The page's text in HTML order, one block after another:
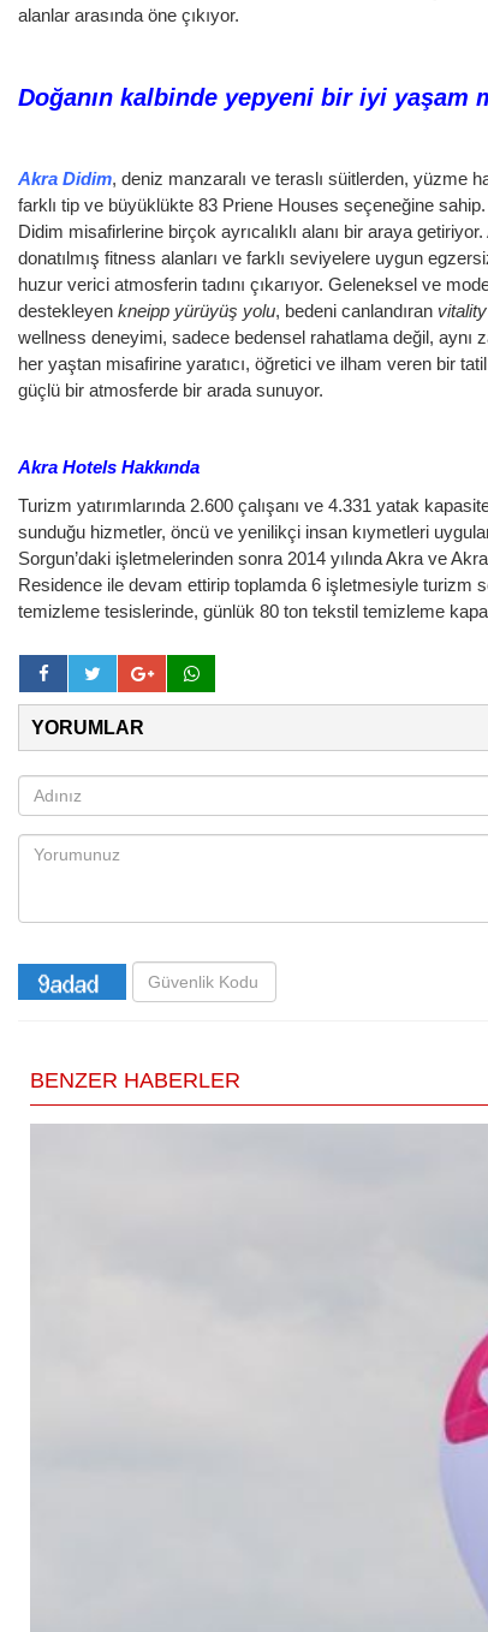
alanlar arasında öne çıkıyor.
Doğanın kalbinde yepyeni bir iyi yaşam
Akra Didim, deniz manzaralı ve teraslı süitlerden, yüzme
farklı tip ve büyüklükte 83 Priene Houses seçeneğine sahip.
Didim misafirlerine birçok ayrıcalıklı alanı bir araya
donatılmış fitness alanları ve farklı seviyelere uygun
huzur verici atmosferin tadını çıkarıyor. Geleneksel ve
destekleyen kneipp yürüyüş yolu, bedeni canlandıran
wellness deneyimi, sadece bedensel rahatlama değil, aynı
her yaştan misafirine yaratıcı, öğretici ve ilham veren bir
güçlü bir atmosferde bir arada sunuyor.
Akra Hotels Hakkında
Turizm yatırımlarında 2.600 çalışanı ve 4.331 yatak
sunduğu hizmetler, öncü ve yenilikçi insan kıymetleri
Sorgun’daki işletmelerinden sonra 2014 yılında Akra ve
Residence ile devam ettirip toplamda 6 işletmesiyle turizm
temizleme tesislerinde, günlük 80 ton tekstil temizleme
YORUMLAR
BENZER HABERLER